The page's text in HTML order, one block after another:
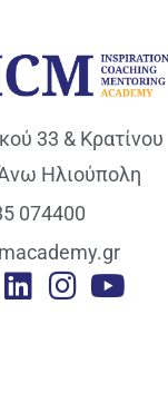
33 & Κρατίνου
Ηλιούπολη
074400